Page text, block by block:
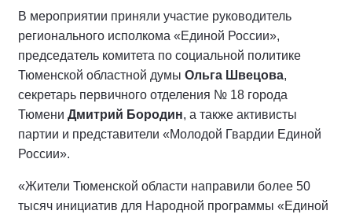
В мероприятии приняли участие руководитель
регионального исполкома «Единой России»,
председатель комитета по социальной политике
Тюменской областной думы Ольга Швецова,
секретарь первичного отделения № 18 города
Тюмени Дмитрий Бородин, а также активисты
партии и представители «Молодой Гвардии Единой
России».
«Жители Тюменской области направили более 50
тысяч инициатив для Народной программы «Единой